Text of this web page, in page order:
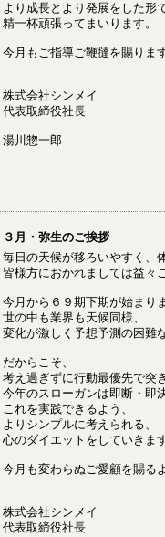
より成長とより発展をした形
精一杯頑張ってまいります。
今月もご指導ご鞭撻を賜りま
株式会社シンメイ
代表取締役社長
湯川惣一郎
３月・弥生のご挨拶
毎日の天候が移ろいやすく、
皆様方におかれましては益々
今月から６９期下期が始まり
世の中も業界も天候同様、
変化が激しく予想予測の困難
だからこそ、
考え過ぎずに行動最優先で突
今年のスローガンは即断・即
これを実践できるよう、
よりシンプルに考えられる、
心のダイエットをしていきま
今月も変わらぬご愛顧を賜る
株式会社シンメイ
代表取締役社長